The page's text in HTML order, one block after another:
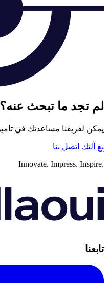
لم تجد ما تبحث عنه؟
يمكن لفريقنا مساعدتك في تأمين
بِع آلتك اتصل بنا
Innovate. Impress. Inspire.
تابعنا